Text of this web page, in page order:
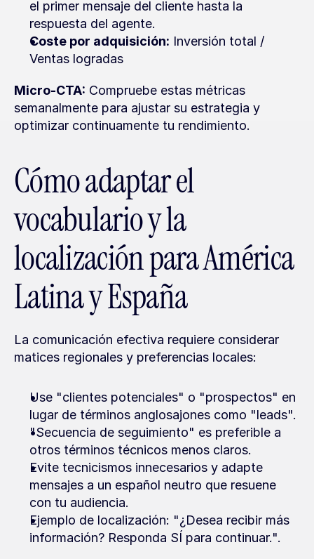
el primer mensaje del cliente hasta la
respuesta del agente.
Coste por adquisición: Inversión total /
Ventas logradas
Micro-CTA: Compruebe estas métricas
semanalmente para ajustar su estrategia y
optimizar continuamente tu rendimiento.
Cómo adaptar el
vocabulario y la
localización para América
Latina y España
La comunicación efectiva requiere considerar
matices regionales y preferencias locales:
Use "clientes potenciales" o "prospectos" en
lugar de términos anglosajones como "leads".
"Secuencia de seguimiento" es preferible a
otros términos técnicos menos claros.
Evite tecnicismos innecesarios y adapte
mensajes a un español neutro que resuene
con tu audiencia.
Ejemplo de localización: "¿Desea recibir más
información? Responda SÍ para continuar.".